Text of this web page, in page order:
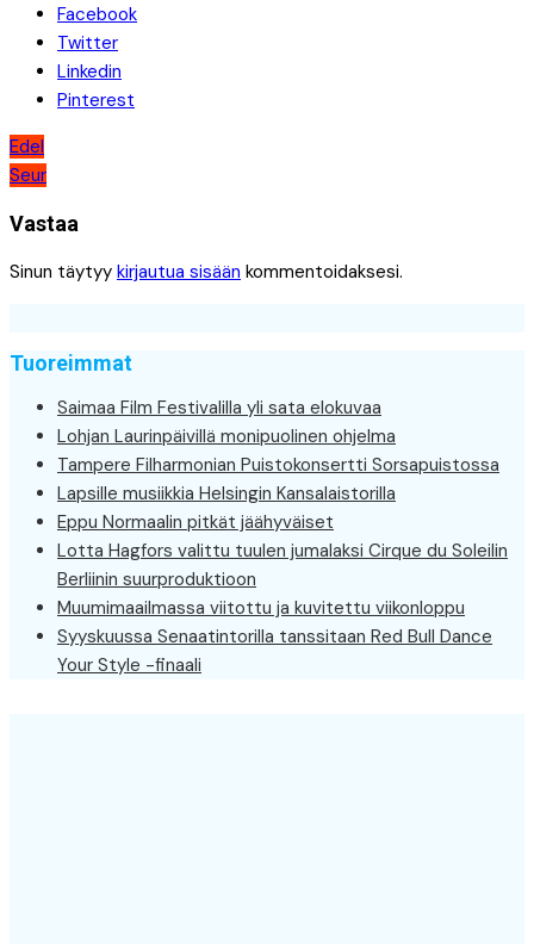
Facebook
Twitter
Linkedin
Pinterest
Artikkelien
selaus
Edel
Seur
Vastaa
Sinun täytyy kirjautua sisään kommentoidaksesi.
Tuoreimmat
Saimaa Film Festivalilla yli sata elokuvaa
Lohjan Laurinpäivillä monipuolinen ohjelma
Tampere Filharmonian Puistokonsertti Sorsapuistossa
Lapsille musiikkia Helsingin Kansalaistorilla
Eppu Normaalin pitkät jäähyväiset
Lotta Hagfors valittu tuulen jumalaksi Cirque du Soleilin
Berliinin suurproduktioon
Muumimaailmassa viitottu ja kuvitettu viikonloppu
Syyskuussa Senaatintorilla tanssitaan Red Bull Dance
Your Style -finaali